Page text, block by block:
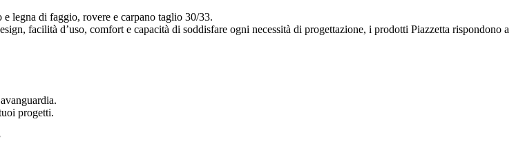
legna di faggio, rovere e carpano taglio 30/33.
facilità d’uso, comfort e capacità di soddisfare ogni necessità di progettazione, i prodotti Piazzetta rispondono a
progetti.